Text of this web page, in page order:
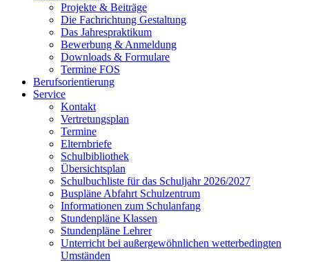
Projekte & Beiträge
Die Fachrichtung Gestaltung
Das Jahrespraktikum
Bewerbung & Anmeldung
Downloads & Formulare
Termine FOS
Berufsorientierung
Service
Kontakt
Vertretungsplan
Termine
Elternbriefe
Schulbibliothek
Übersichtsplan
Schulbuchliste für das Schuljahr 2026/2027
Buspläne Abfahrt Schulzentrum
Informationen zum Schulanfang
Stundenpläne Klassen
Stundenpläne Lehrer
Unterricht bei außergewöhnlichen wetterbedingten
Umständen